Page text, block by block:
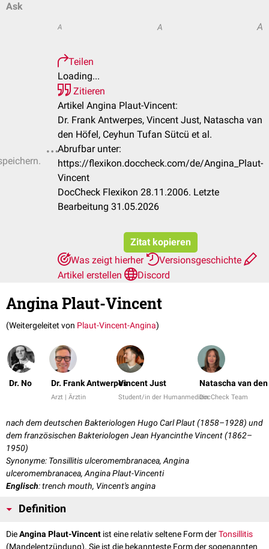
Ask
A A A
Teilen
Loading...
Zitieren
Artikel Angina Plaut-Vincent:
Dr. Frank Antwerpes, Vincent Just, Natascha van
den Höfel, Ceyhun Tufan Sütcü et al.
Abrufbar unter:
https://flexikon.doccheck.com/de/Angina_Plaut-
Vincent
DocCheck Flexikon 28.11.2006. Letzte
Bearbeitung 31.05.2026
Zitat kopieren
Was zeigt hierher
Versionsgeschichte
Artikel erstellen
Discord
Angina Plaut-Vincent
(Weitergeleitet von Plaut-Vincent-Angina)
Dr. No Dr. Frank Antwerpes
Arzt | Ärztin
Vincent Just
Student/in der Humanmedizin
Natascha van
DocCheck Team
nach dem deutschen Bakteriologen Hugo Carl Plaut (1858–1928) und
dem französischen Bakteriologen Jean Hyancinthe Vincent (1862–
1950)
Synonyme: Tonsillitis ulceromembranacea, Angina
ulceromembranacea, Angina Plaut-Vincenti
Englisch: trench mouth, Vincent's angina
Definition
DieAngina Plaut-Vincent ist eine relativ seltene Form derTonsillitis
(Mandelentzündung). Sie ist die bekannteste Form der sogenannten